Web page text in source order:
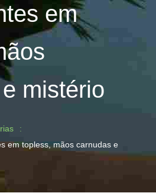
em
mistério
em topless, mãos carnudas e